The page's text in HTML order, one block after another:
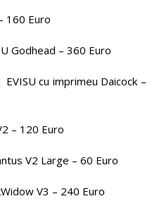
160 Euro
Godhead – 360 Euro
cu imprimeu Daicock –
– 120 Euro
V2 Large – 60 Euro
V3 – 240 Euro